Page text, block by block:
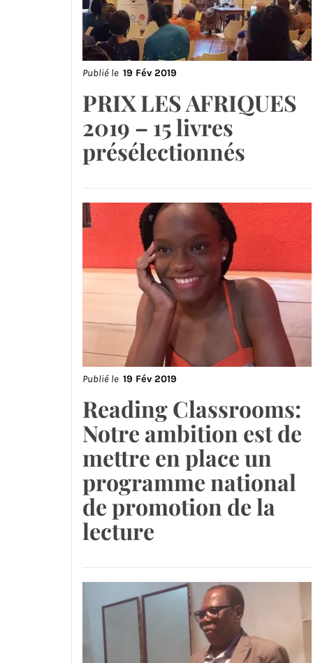
Publié le 19 Fév 2019
PRIX LES AFRIQUES
2019 – 15 livres
présélectionnés
Publié le 19 Fév 2019
Reading Classrooms:
Notre ambition est de
mettre en place un
programme national
de promotion de la
lecture